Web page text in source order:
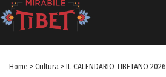
Home > Cultura > IL CALENDARIO TIBETANO 2026